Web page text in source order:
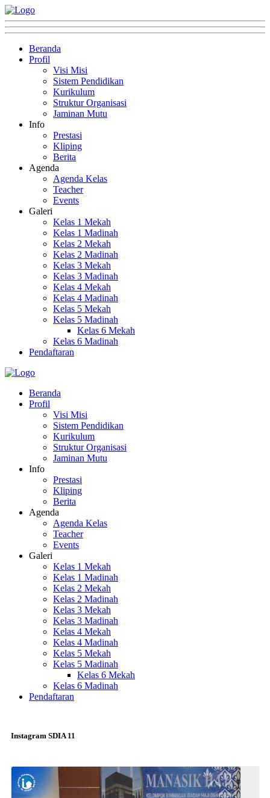
Beranda
Profil
Visi Misi
Sistem Pendidikan
Kurikulum
Struktur Organisasi
Jaminan Mutu
Info
Prestasi
Kliping
Berita
Agenda
Agenda Kelas
Teacher
Events
Galeri
Kelas 1 Mekah
Kelas 1 Madinah
Kelas 2 Mekah
Kelas 2 Madinah
Kelas 3 Mekah
Kelas 3 Madinah
Kelas 4 Mekah
Kelas 4 Madinah
Kelas 5 Mekah
Kelas 5 Madinah
Kelas 6 Mekah
Kelas 6 Madinah
Pendaftaran
Beranda
Profil
Visi Misi
Sistem Pendidikan
Kurikulum
Struktur Organisasi
Jaminan Mutu
Info
Prestasi
Kliping
Berita
Agenda
Agenda Kelas
Teacher
Events
Galeri
Kelas 1 Mekah
Kelas 1 Madinah
Kelas 2 Mekah
Kelas 2 Madinah
Kelas 3 Mekah
Kelas 3 Madinah
Kelas 4 Mekah
Kelas 4 Madinah
Kelas 5 Mekah
Kelas 5 Madinah
Kelas 6 Mekah
Kelas 6 Madinah
Pendaftaran
Instagram SDIA 11